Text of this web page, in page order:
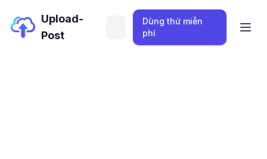
Upload-
Post
Dùng thử miễn
phí